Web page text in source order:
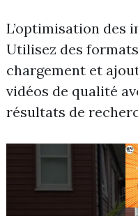
L’optimisation des
Utilisez des
chargement et
vidéos de qualité
résultats de